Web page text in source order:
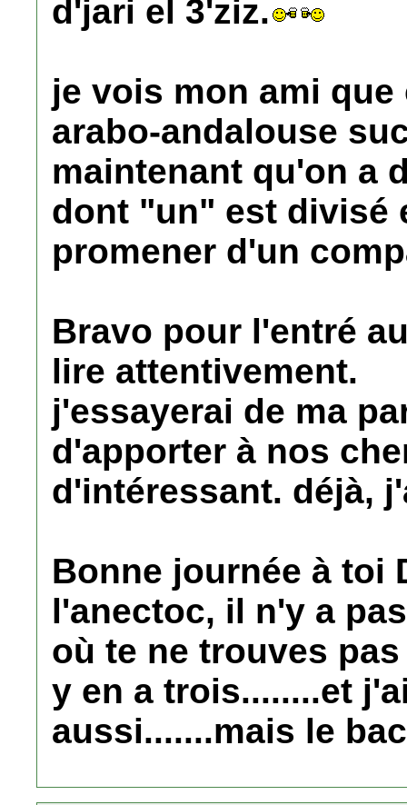
d'jari el 3'ziz.
je vois mon ami
arabo-andalouse
maintenant qu'on a
dont "un" est divisé
promener d'un
Bravo pour l'entré
lire attentivement.
j'essayerai de ma
d'apporter à nos
d'intéressant. déjà,
Bonne journée à toi
l'anectoc, il n'y a
où te ne trouves
y en a trois........et
aussi.......mais le